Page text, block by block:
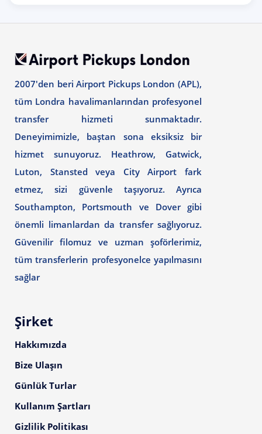
2007'den beri Airport Pickups London (APL),
tüm Londra havalimanlarından profesyonel
transfer hizmeti sunmaktadır.
Deneyimimizle, baştan sona eksiksiz bir
hizmet sunuyoruz. Heathrow, Gatwick,
Luton, Stansted veya City Airport fark
etmez, sizi güvenle taşıyoruz. Ayrıca
Southampton, Portsmouth ve Dover gibi
önemli limanlardan da transfer sağlıyoruz.
Güvenilir filomuz ve uzman şoförlerimiz,
tüm transferlerin profesyonelce yapılmasını
sağlar
Şirket
Hakkımızda
Bize Ulaşın
Günlük Turlar
Kullanım Şartları
Gizlilik Politikası